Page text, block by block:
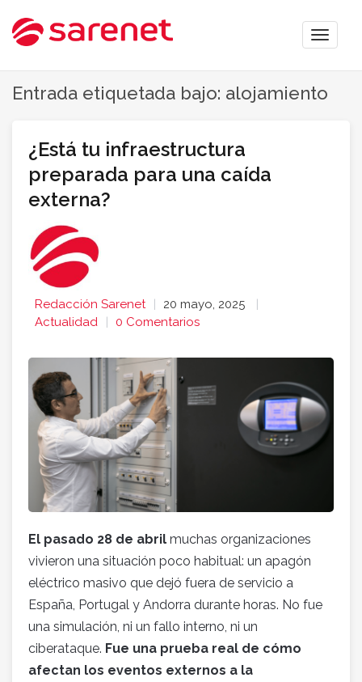
Toggle
Entrada etiquetada bajo: alojamiento
¿Está tu infraestructura
preparada para una caída
externa?
Redacción Sarenet
20 mayo, 2025
Actualidad
0 Comentarios
El pasado 28 de abril muchas organizaciones
vivieron una situación poco habitual: un apagón
eléctrico masivo que dejó fuera de servicio a
España, Portugal y Andorra durante horas. No fue
una simulación, ni un fallo interno, ni un
ciberataque. Fue una prueba real de cómo
afectan los eventos externos a la